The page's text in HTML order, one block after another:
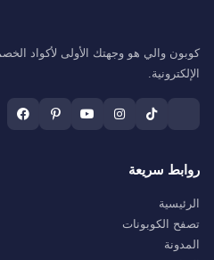
كوبون والي هو وجهتك الأولى لأكواد
الإلكترونية.
روابط سريعة
الرئيسية
تصفح الكوبونات
المدونة